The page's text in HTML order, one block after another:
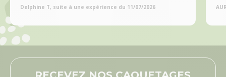
Delphine T, suite à une expérience du 11/07/2026